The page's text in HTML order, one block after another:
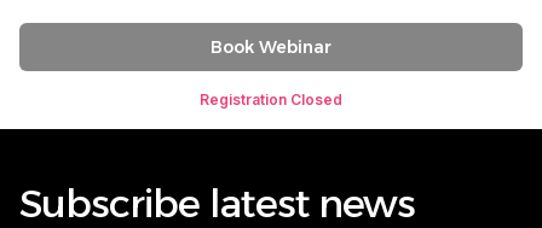
Book Webinar
Registration Closed
Subscribe latest news